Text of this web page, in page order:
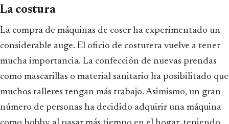
La costura
La compra de máquinas de coser ha experimentado un
considerable auge. El oficio de costurera vuelve a tener
mucha importancia. La confección de nuevas prendas
como mascarillas o material sanitario ha posibilitado que
muchos talleres tengan más trabajo. Asimismo, un gran
número de personas ha decidido adquirir una máquina